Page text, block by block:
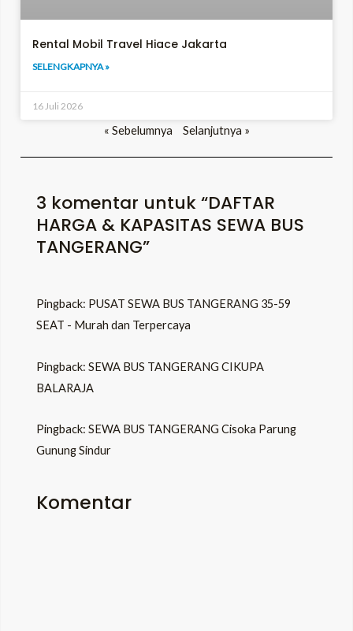
Rental Mobil Travel Hiace Jakarta
SELENGKAPNYA »
16 Juli 2026
« Sebelumnya Selanjutnya »
3 komentar untuk “DAFTAR
HARGA & KAPASITAS SEWA BUS
TANGERANG”
Pingback: PUSAT SEWA BUS TANGERANG 35-59
SEAT - Murah dan Terpercaya
Pingback: SEWA BUS TANGERANG CIKUPA
BALARAJA
Pingback: SEWA BUS TANGERANG Cisoka Parung
Gunung Sindur
Komentar